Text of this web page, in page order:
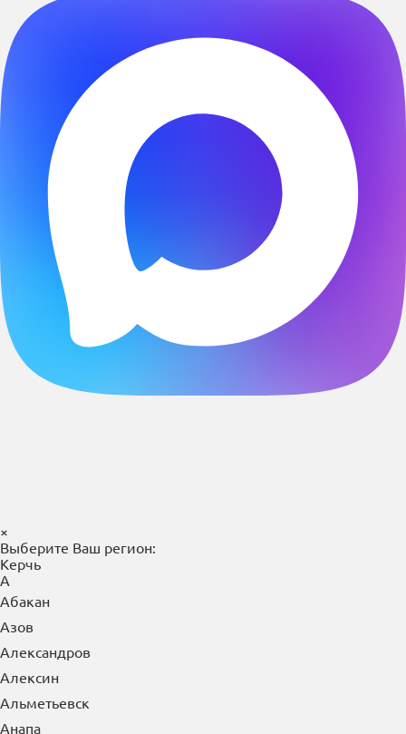
×
Выберите Ваш регион:
Керчь
А
Абакан
Азов
Александров
Алексин
Альметьевск
Анапа